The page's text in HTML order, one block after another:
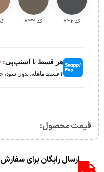
کد ۸32 کد ۸33 کد
هر قسط با اسنپ‌پی:
۴ قسط ماهانه. بدون سود، چک و ضامن.
قیمت محصول:​
ارسال رایگان برای سفارش های بالای 2 میلیون و